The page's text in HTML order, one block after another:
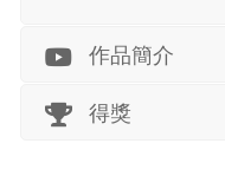
作品簡介
得獎